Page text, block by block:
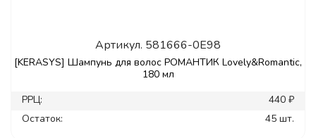
Артикул. 581666-0E98
[KERASYS] Шампунь для волос РОМАНТИК Lovely&Romantic,
180 мл
РРЦ:
440 ₽
Остаток:
45 шт.